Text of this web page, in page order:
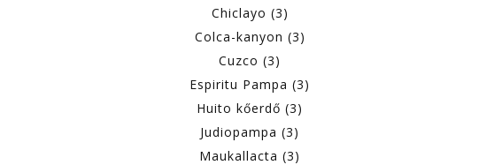
Chiclayo (3)
Colca-kanyon (3)
Cuzco (3)
Espiritu Pampa (3)
Huito kőerdő (3)
Judiopampa (3)
Maukallacta (3)